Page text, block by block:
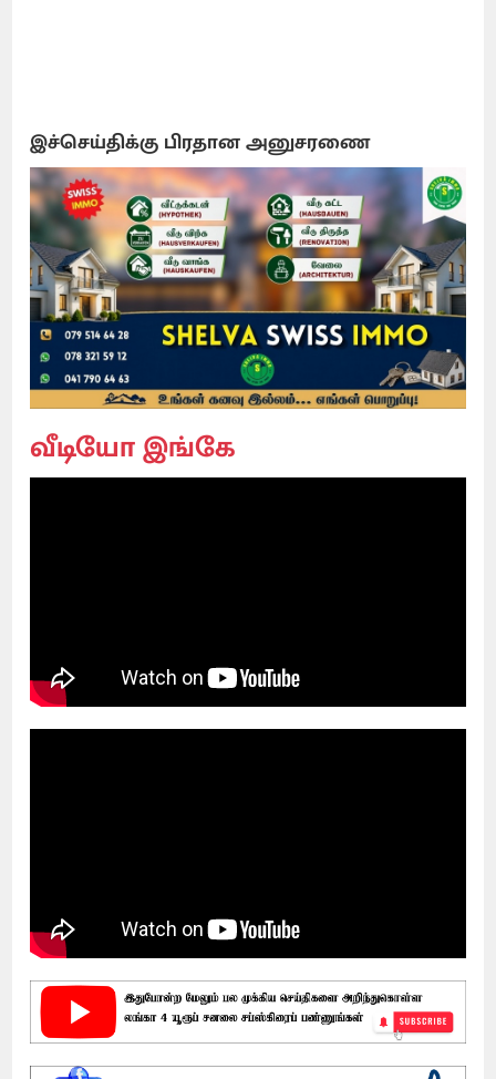
இச்செய்திக்கு பிரதான அனுசரணை
வீடியோ இங்கே